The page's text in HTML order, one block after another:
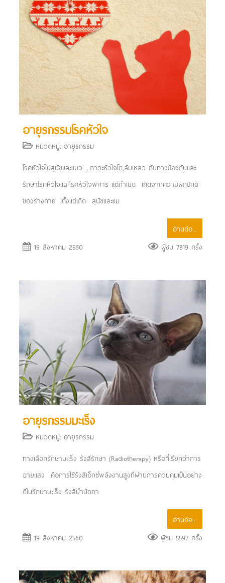
อายุรกรรมโรคหัวใจ
หมวดหมู่: อายุรกรรม
โรคหัวใจในสุนัขและแมว ...ภาวะหัวใจโต,ล้มเหลว กับทางป้องกันและ
รักษา ​ โรคหัวใจและโรคหัวใจพิการ แต่กำเนิด เกิดจากความผิกปกติ
ของร่างกาย ตั้งแต่เกิด สุนัขและแม
อ่านต่อ...
19 สิงหาคม 2560
ผู้ชม 7819 ครั้ง
อายุรกรรมมะเร็ง
หมวดหมู่: อายุรกรรม
ทางเลือกรักษามะเร็ง รังสีรักษา (Radiotherapy) หรือที่เรียกว่าการ
ฉายแสง คือการใช้รังสีเอ็กซ์พลังงานสูงที่ผ่านการควบคุมเป็นอย่าง
ดีในรักษามะเร็ง รังสีบำบัดภา
อ่านต่อ...
19 สิงหาคม 2560
ผู้ชม 5597 ครั้ง